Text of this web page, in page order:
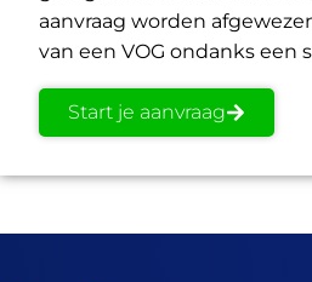
aanvraag worden
van een VOG ondanks een
Start je aanvraag